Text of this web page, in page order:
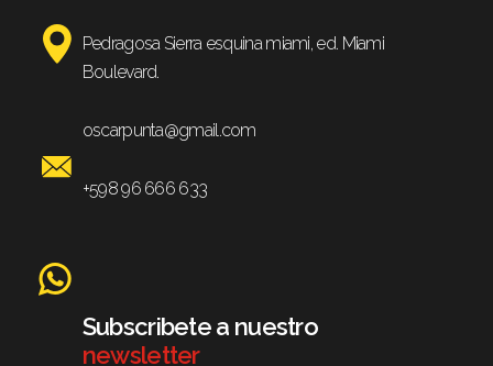
Pedragosa Sierra esquina miami, ed. Miami
Boulevard.
oscarpunta@gmail.com
+598 96 666 633
Subscribete a nuestro
newsletter